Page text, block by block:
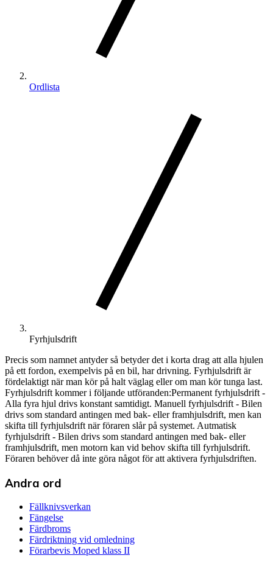
Ordlista
Fyrhjulsdrift
Precis som namnet antyder så betyder det i korta drag att alla hjulen
på ett fordon, exempelvis på en bil, har drivning. Fyrhjulsdrift är
fördelaktigt när man kör på halt väglag eller om man kör tunga last.
Fyrhjulsdrift kommer i följande utföranden:Permanent fyrhjulsdrift -
Alla fyra hjul drivs konstant samtidigt. Manuell fyrhjulsdrift - Bilen
drivs som standard antingen med bak- eller framhjulsdrift, men kan
skifta till fyrhjulsdrift när föraren slår på systemet. Autmatisk
fyrhjulsdrift - Bilen drivs som standard antingen med bak- eller
framhjulsdrift, men motorn kan vid behov skifta till fyrhjulsdrift.
Föraren behöver då inte göra något för att aktivera fyrhjulsdriften.
Andra ord
Fällknivsverkan
Fängelse
Färdbroms
Färdriktning vid omledning
Förarbevis Moped klass II